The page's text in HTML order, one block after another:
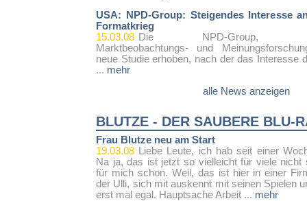
USA: NPD-Group: Steigendes Interesse
Formatkrieg
15.03.08 Die NPD-Group, US-
Marktbeobachtungs- und
neue Studie erhoben, nach der das Interesse
... mehr
alle News anzeigen
BLUTZE - DER SAUBERE BLU-
Frau Blutze neu am Start
19.03.08
Liebe Leute, ich hab seit einer
Na ja, das ist jetzt so vielleicht für viele nicht
für mich schon. Weil, das ist hier in einer
der Ulli, sich mit auskennt mit seinen Spielen
erst mal egal. Hauptsache Arbeit ... mehr